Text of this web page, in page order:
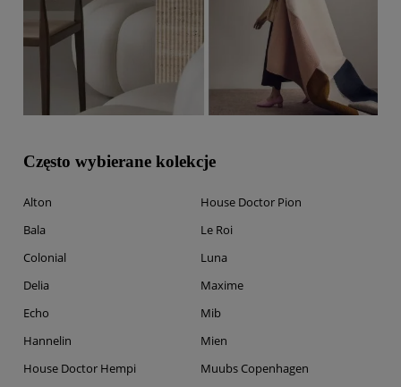
Często wybierane kolekcje
Alton
Bala
Colonial
Delia
Echo
Hannelin
House Doctor Hempi
House Doctor Pion
Le Roi
Luna
Maxime
Mib
Mien
Muubs Copenhagen